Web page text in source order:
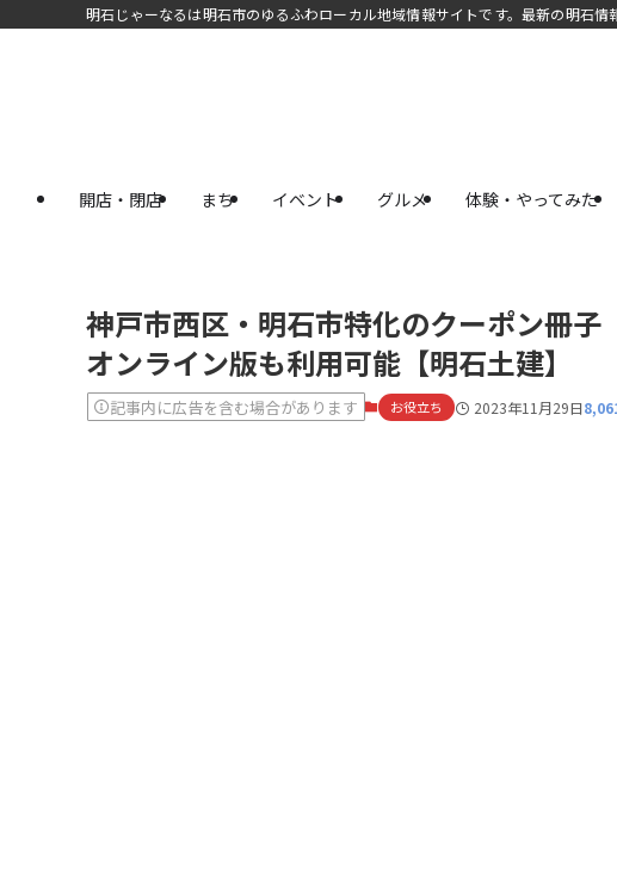
明石じゃーなるは明石市のゆるふわローカル地域情報サイトです。最新の明石情
開店・閉店 まち イベント グルメ 体験・やってみた
神戸市西区・明石市特化のクーポン冊子
オンライン版も利用可能【明石土建】
記事内に広告を含む場合があります お役立ち 2023年11月29日